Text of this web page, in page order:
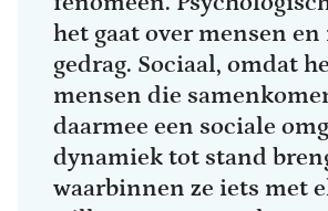
het gaat over mensen
gedrag. Sociaal, omdat
mensen die
daarmee een sociale
dynamiek tot stand
waarbinnen ze iets met